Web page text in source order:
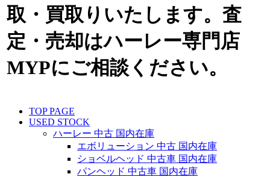
取・買取りいたします。査
定・売却はハーレー専門店
MYPにご相談ください。
TOP PAGE
USED STOCK
ハーレー 中古 国内在庫
エボリューション 中古 国内在庫
ショベルヘッド 中古車 国内在庫
パンヘッド 中古車 国内在庫